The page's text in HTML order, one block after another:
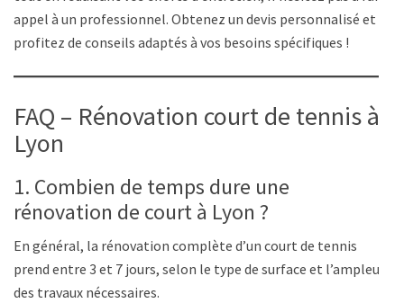
appel à un professionnel. Obtenez un devis personnalisé et
profitez de conseils adaptés à vos besoins spécifiques !
FAQ – Rénovation court de tennis à
Lyon
1. Combien de temps dure une
rénovation de court à Lyon ?
En général, la rénovation complète d’un court de tennis
prend entre 3 et 7 jours, selon le type de surface et l’ampleur
des travaux nécessaires.